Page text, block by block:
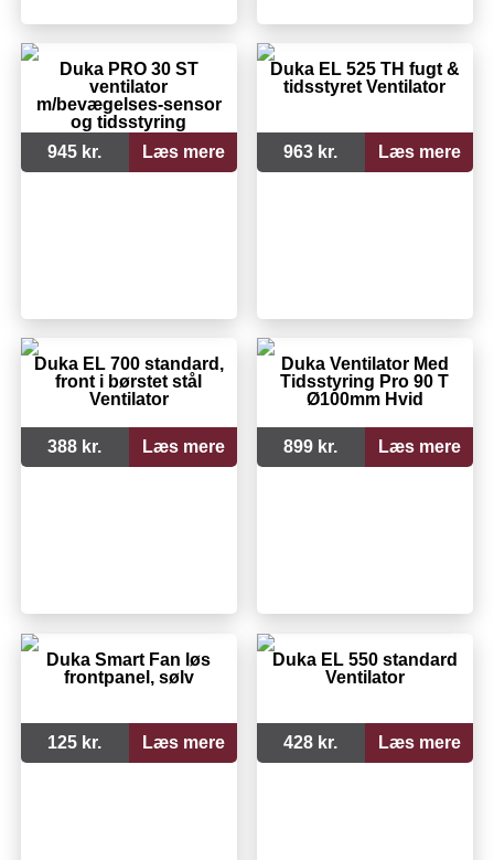
Duka PRO 30 ST
ventilator
m/bevægelses-sensor
og tidsstyring
945 kr.
Læs mere
Duka EL 525 TH fugt &
tidsstyret Ventilator
963 kr. Læs mere
Duka EL 700 standard,
front i børstet stål
Ventilator
388 kr. Læs mere
Duka Ventilator Med
Tidsstyring Pro 90 T
Ø100mm Hvid
899 kr. Læs mere
Duka Smart Fan løs
frontpanel, sølv
125 kr. Læs mere
Duka EL 550 standard
Ventilator
428 kr. Læs mere